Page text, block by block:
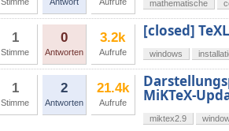
mathematische
1
Stimme
0
Antworten
3.2k
Aufrufe
[closed]
windows
1
Stimme
2
Antworten
21.4k
Aufrufe MiKTeX-
miktex2.9